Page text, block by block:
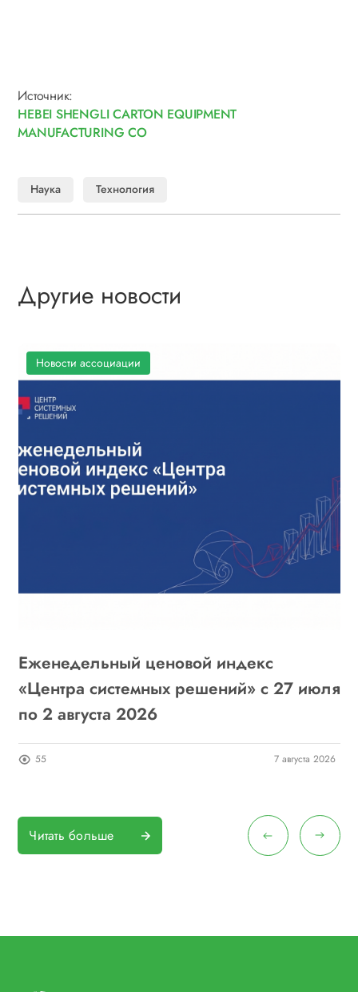
Источник:
HEBEI SHENGLI CARTON EQUIPMENT
MANUFACTURING CO
Наука Технология
Другие новости
Новости ассоциации
Еженедельный ценовой индекс
«Центра системных решений» с 27 июля
по 2 августа 2026
55 7 августа 2026
Читать больше